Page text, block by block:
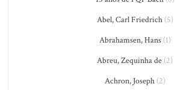
Abel, Carl Friedrich(5)
Abrahamsen, Hans(1)
Abreu, Zequinha de (2)
Achron, Joseph(2)